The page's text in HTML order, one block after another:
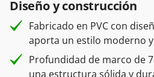
Diseño y construcción
Fabricado en PVC con
aporta un estilo moderno
Profundidad de marco de
una estructura sólida y